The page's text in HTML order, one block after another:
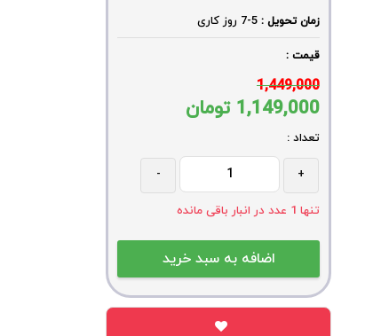
زمان تحویل : 5-7 روز کاری
قیمت :
1,449,000
1,149,000 تومان
تعداد :
+
-
تنها 1 عدد در انبار باقی مانده